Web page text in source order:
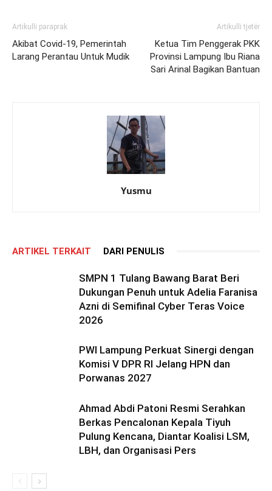
Artikulli paraprak
Akibat Covid-19, Pemerintah
Larang Perantau Untuk Mudik
Artikulli tjetër
Ketua Tim Penggerak PKK
Provinsi Lampung Ibu Riana
Sari Arinal Bagikan Bantuan
Yusmu
ARTIKEL TERKAIT DARI PENULIS
SMPN 1 Tulang Bawang Barat Beri
Dukungan Penuh untuk Adelia Faranisa
Azni di Semifinal Cyber Teras Voice
2026
PWI Lampung Perkuat Sinergi dengan
Komisi V DPR RI Jelang HPN dan
Porwanas 2027
Ahmad Abdi Patoni Resmi Serahkan
Berkas Pencalonan Kepala Tiyuh
Pulung Kencana, Diantar Koalisi LSM,
LBH, dan Organisasi Pers